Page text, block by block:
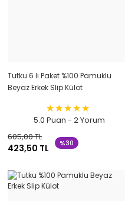
Tutku 6 lı Paket %100 Pamuklu
Beyaz Erkek Slip Külot
5.0 Puan - 2 Yorum
605,00 TL
423,50 TL %30